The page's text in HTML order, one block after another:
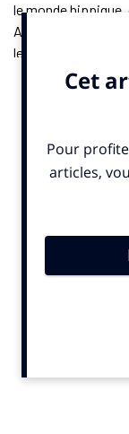
le monde
Au point d’y
les courses de
champion du
ambassadeur
saoudienne. Le
footballeur à
Moyen-Orient.
Durant ma
était différente,
publié le 10
plus profond,
sport, qui
Avant les